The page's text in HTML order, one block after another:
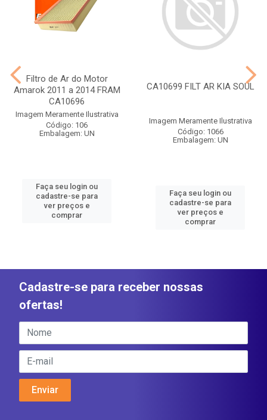
Filtro de Ar do Motor
Amarok 2011 a 2014 FRAM
CA10696
Imagem Meramente Ilustrativa
Código: 106
Embalagem: UN
Faça seu login ou
cadastre-se para
ver preços e
comprar
CA10699 FILT AR KIA SOUL
Imagem Meramente Ilustrativa
Código: 1066
Embalagem: UN
Faça seu login ou
cadastre-se para
ver preços e
comprar
Cadastre-se para receber nossas
ofertas!